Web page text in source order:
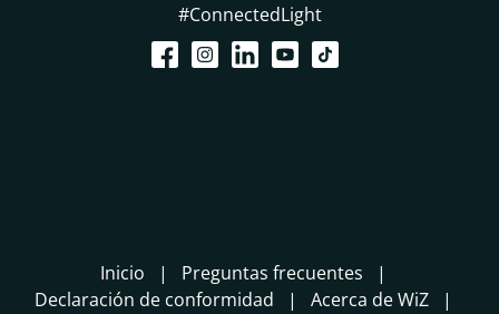
#ConnectedLight
Inicio
Preguntas frecuentes
Declaración de conformidad
Acerca de WiZ